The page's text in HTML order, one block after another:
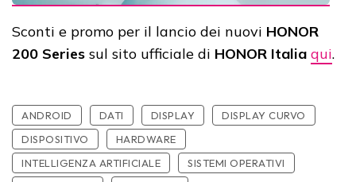
Sconti e promo per il lancio dei nuovi HONOR
200 Series sul sito ufficiale di HONOR Italia qui.
ANDROID DATI DISPLAY
DISPLAY CURVO
DISPOSITIVO
HARDWARE
INTELLIGENZA ARTIFICIALE
SISTEMI OPERATIVI